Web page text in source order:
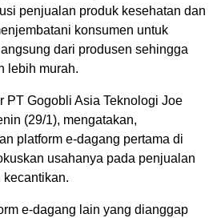
penjualan produk kesehatan dan
konsumen untuk
dari produsen sehingga
lebih murah.
PT Gogobli Asia Teknologi Joe
(29/1), mengatakan,
platform e-dagang pertama di
usahanya pada penjualan
kecantikan.
e-dagang lain yang dianggap